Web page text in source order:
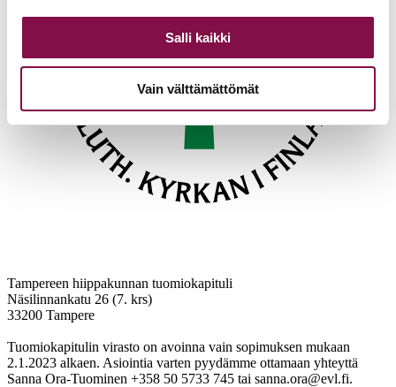
Salli kaikki
Vain välttämättömät
Tampereen hiippakunnan tuomiokapituli
Näsilinnankatu 26 (7. krs)
33200 Tampere
Tuomiokapitulin virasto on avoinna vain sopimuksen mukaan
2.1.2023 alkaen. Asiointia varten pyydämme ottamaan yhteyttä
Sanna Ora-Tuominen +358 50 5733 745 tai sanna.ora@evl.fi.